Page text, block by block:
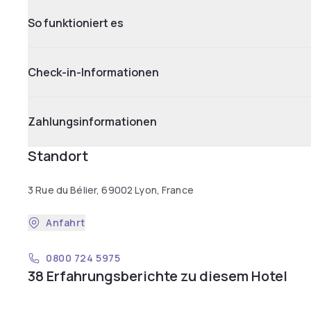
So funktioniert es
Check-in-Informationen
Zahlungsinformationen
Standort
3 Rue du Bélier, 69002 Lyon, France
Anfahrt
0800 724 5975
38 Erfahrungsberichte zu diesem Hotel